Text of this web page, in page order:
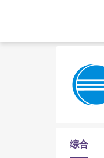
综合